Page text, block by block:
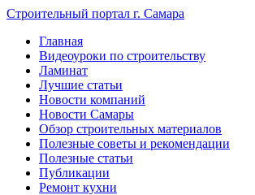
Строительный портал г. Самара
Главная
Видеоуроки по строительству
Ламинат
Лучшие статьи
Новости компаний
Новости Самары
Обзор строительных материалов
Полезные советы и рекомендации
Полезные статьи
Публикации
Ремонт кухни